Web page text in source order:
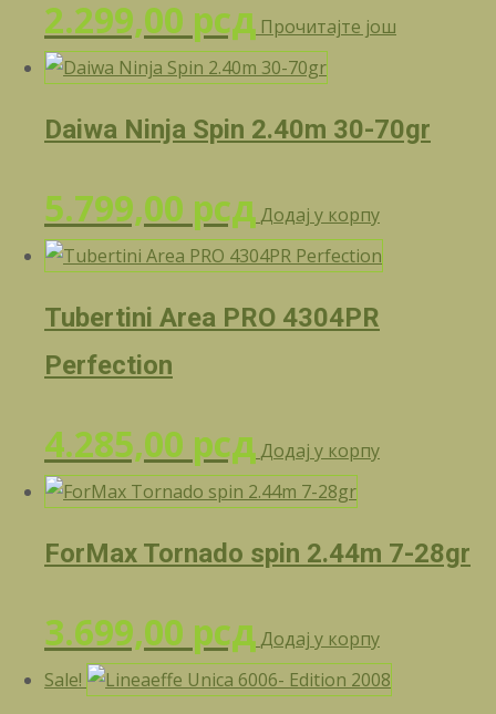
2.299,00 рсд Прочитајте још
Daiwa Ninja Spin 2.40m 30-70gr
5.799,00 рсд Додај у корпу
Tubertini Area PRO 4304PR
Perfection
4.285,00 рсд Додај у корпу
ForMax Tornado spin 2.44m 7-28gr
3.699,00 рсд Додај у корпу
Sale!